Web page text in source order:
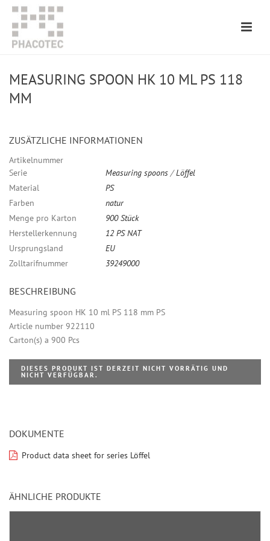
MEASURING SPOON HK 10 ML PS 118
MM
ZUSÄTZLICHE INFORMATIONEN
Artikelnummer
Serie
Measuring spoons /Löffel
Material
PS
Farben
natur
Menge pro Karton
900 Stück
Herstellerkennung
12 PS NAT
Ursprungsland
EU
Zolltarifnummer
39249000
BESCHREIBUNG
Measuring spoon HK 10 ml PS 118 mm PS
Article number 922110
Carton(s) a 900 Pcs
DIESES PRODUKT IST DERZEIT NICHT VORRÄTIG UND
NICHT VERFÜGBAR.
DOKUMENTE
Product data sheet for series Löffel
ÄHNLICHE PRODUKTE